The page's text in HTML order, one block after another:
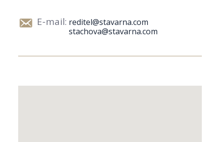
E-mail: reditel@stavarna.com
stachova@stavarna.com